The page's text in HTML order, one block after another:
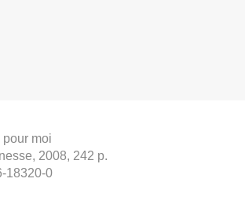
pour moi
2008, 242 p.
18320-0